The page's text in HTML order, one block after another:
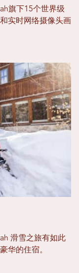
旗下15个世界级
实时网络摄像头画
滑雪之旅有如此
华的住宿。